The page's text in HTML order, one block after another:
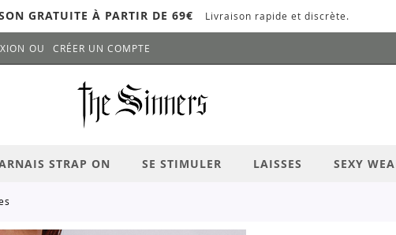
GRATUITE À PARTIR DE 69€ Livraison rapide et discrète.
CRÉER UN COMPTE
RECHERCHE # APPUYEZ SUR LA TOUCHE "ENTRER" POUR LANCER LA
STRAP ON SE STIMULER LAISSES SEXY